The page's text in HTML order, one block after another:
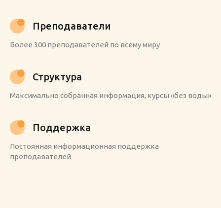
Преподаватели
Более 300 преподавателей по всему миру
Структура
Максимально собранная информация, курсы «без воды»
Поддержка
Постоянная информационная поддержка
преподавателей